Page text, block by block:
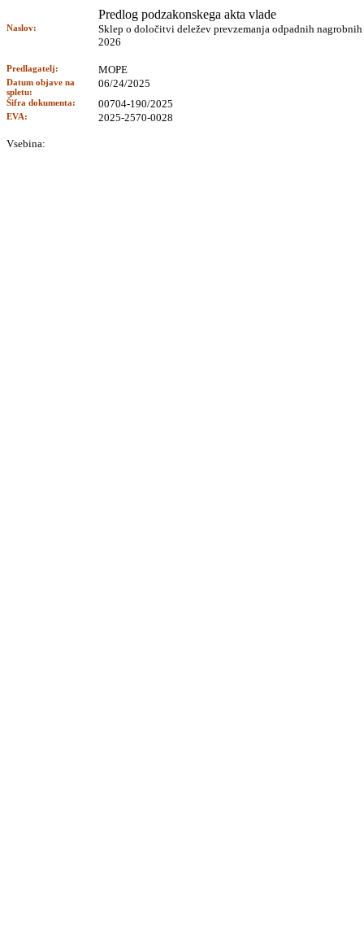
Predlog podzakonskega akta vlade
Naslov:
Sklep o določitvi deležev prevzemanja odpadnih
2026
Predlagatelj: MOPE
Datum objave na
spletu:
06/24/2025
Šifra dokumenta: 00704-190/2025
EVA: 2025-2570-0028
Vsebina: